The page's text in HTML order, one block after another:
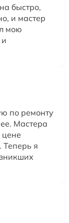
быстро,
и мастер
мою
по ремонту
Мастера
цене
я